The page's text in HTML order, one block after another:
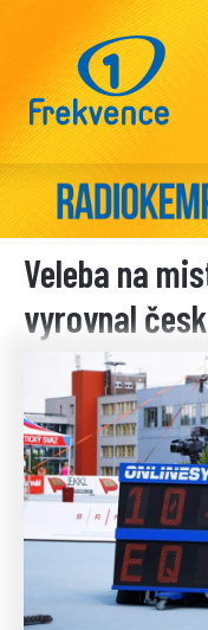
Veleba na
vyrovnal